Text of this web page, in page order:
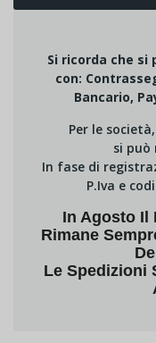
Si ricorda che
con:
Bancario,
Per le
si
In fase di
P.Iva e
In Agosto Il
Rimane
Le Spedizioni